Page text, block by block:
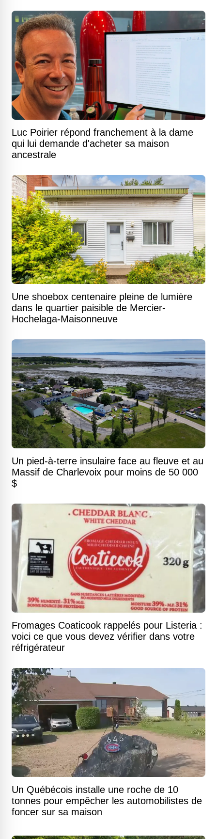
Luc Poirier répond franchement à la dame
qui lui demande d'acheter sa maison
ancestrale
Une shoebox centenaire pleine de lumière
dans le quartier paisible de Mercier-
Hochelaga-Maisonneuve
Un pied-à-terre insulaire face au fleuve et au
Massif de Charlevoix pour moins de 50 000
$
Fromages Coaticook rappelés pour Listeria :
voici ce que vous devez vérifier dans votre
réfrigérateur
Un Québécois installe une roche de 10
tonnes pour empêcher les automobilistes de
foncer sur sa maison